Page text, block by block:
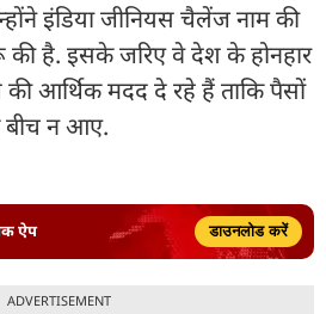
इंडिया जीनियस चैलेंज नाम की
है. इसके जरिए वे देश के होनहार
की आर्थिक मदद दे रहे हैं ताकि पैसों
बीच न आए.
ऐप डाउनलोड करें
ADVERTISEMENT